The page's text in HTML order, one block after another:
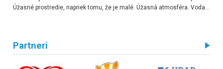
Úžasné prostredie, napriek tomu, že je malé. Úžasná atmosféra. Voda fantastická a nádherná. Ľudí je pomerne veľa, ale su mili a ohľaduplní. Je veľmi zaujímavé sledovať, ako dokážu spolu športovať cudzí ľudia a bez ohľadu na vek. Vládne tu pohoda. Vnuka neviem dostať z vody. Ďakujem za krásny deň . Urcite sa sem vrátim. Jediný problém je s parkovaním, ale aj ten sa mi podarilo vyriešiť. Monika Bratislava
Partneri